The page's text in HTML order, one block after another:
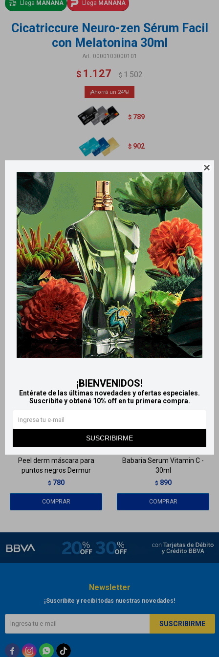

¡BIENVENIDOS!
Entérate de las últimas novedades y ofertas especiales.
Suscribite y obtené 10% off en tu primera compra.
SUSCRIBIRME
Llega MAÑANA Llega MAÑANA
Cicatriccure Neuro-zen Sérum Facil
con Melatonina 30ml
0000103000101
$ 1.127 $ 1.502
24
$ 789
$ 902
Sérum formulado con Melatonina que actúa específicamente para reducir
visiblemente las arrugas y líneas de expresión causadas por el estrés.
Métodos y costos de envío
Retiros gratuitos en tiendas
Productos que te pueden interesar
LlegaMAÑANA
Peel derm máscara para
puntos negros Dermur
$ 780
Babaria Serum Vitamin C -
30ml
$ 890
Newsletter
¡Suscribite y recibí todas nuestras novedades!
SUSCRIBIRME
  